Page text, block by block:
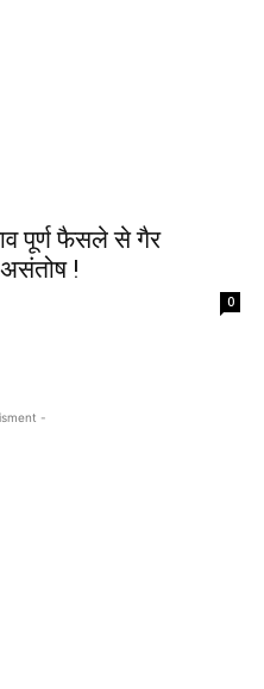
पूर्ण फैसले से गैर
!
0
-